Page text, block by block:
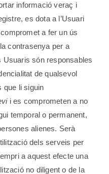
informació veraç i
es dota a l’Usuari
a fer un ús
contrasenya per a
són responsables
de qualsevol
que li siguin
i es comprometen a no
temporal o permanent,
alienes. Serà
dels serveis per
a aquest efecte una
no diligent o de la